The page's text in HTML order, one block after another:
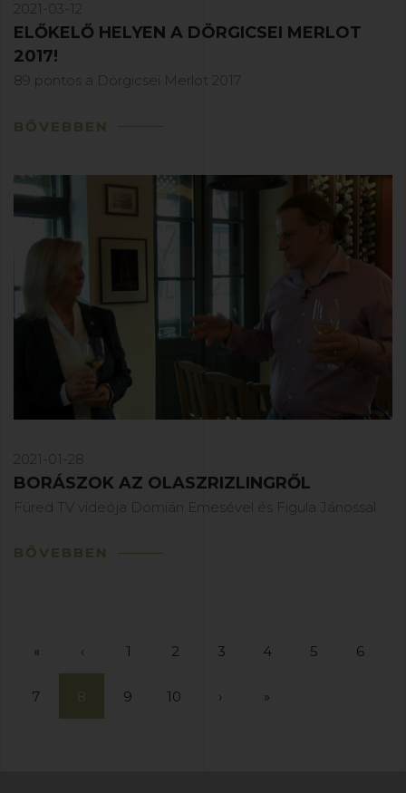
2021-03-12
ELŐKELŐ HELYEN A DÖRGICSEI MERLOT
2017!
89 pontos a Dörgicsei Merlot 2017.
BŐVEBBEN
2021-01-28
BORÁSZOK AZ OLASZRIZLINGRŐL
Füred TV videója Domián Emesével és Figula Jánossal.
BŐVEBBEN
« ‹ 1 2 3 4 5 6
7 8 9 10 › »